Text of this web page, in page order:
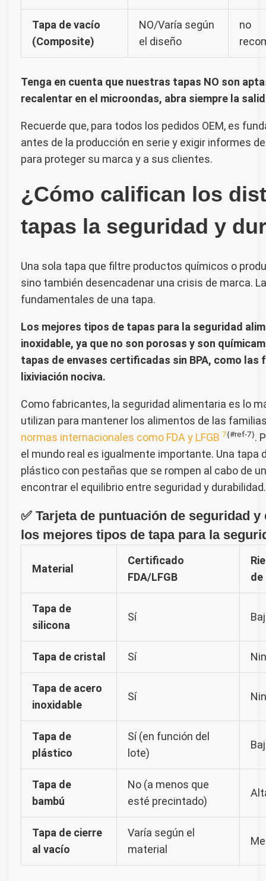
Tapa de vacío
(Composite)
NO/Varía según
el diseño
no
Tenga en cuenta que nuestras tapas NO son
recalentar en el microondas, abra siempre la
Recuerde que, para todos los pedidos OEM, es
antes de la producción en serie y exigir informes
para proteger su marca y a sus clientes.
¿Cómo califican los
tapas la seguridad y
Una sola tapa que filtre productos químicos o
sino también desencadenar una crisis de marca.
fundamentales de una tapa.
Los mejores tipos de tapas para la seguridad
inoxidable, ya que no son porosas y son
tapas de envases certificadas sin BPA, como
lixiviación nociva.
Como fabricantes, la seguridad alimentaria es lo
utilizan para mantener los alimentos de las
normas internacionales como FDA y LFGB 7{#ref-7}.
el mundo real es igualmente importante. Una
plástico con pestañas que se rompen al cabo de
encontrar el equilibrio entre seguridad y durabilidad.
✅ Tarjeta de puntuación de seguridad
los mejores tipos de tapa para la
Material
Certificado
FDA/LFGB
de
Tapa de
silicona
Sí
Tapa de cristal Sí
Tapa de acero
inoxidable
Sí
Tapa de
plástico
Sí (en función del
lote)
Tapa de
bambú
No (a menos que
esté precintado)
Tapa de cierre
al vacío
Varía según el
material